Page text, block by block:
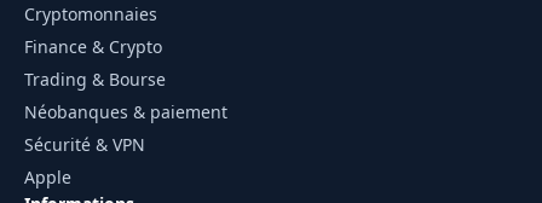
Cryptomonnaies
Finance & Crypto
Trading & Bourse
Néobanques & paiement
Sécurité & VPN
Apple